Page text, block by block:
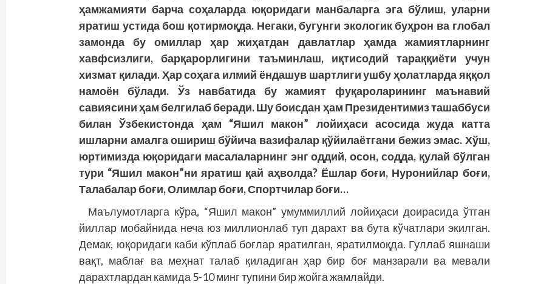
ҳамжамияти барча соҳаларда юқоридаги манбаларга эга бўлиш, уларни
яратиш устида бош қотирмоқда. Негаки, бугунги экологик буҳрон ва глобал
замонда бу омиллар ҳар жиҳатдан давлатлар ҳамда жамиятларнинг
хавфсизлиги, барқарорлигини таъминлаш, иқтисодий тараққиёти учун
хизмат қилади. Ҳар соҳага илмий ёндашув шартлиги ушбу ҳолатларда яққол
намоён бўлади. Ўз навбатида бу жамият фуқароларининг маънавий
савиясини ҳам белгилаб беради. Шу боисдан ҳам Президентимиз ташаббуси
билан Ўзбекистонда ҳам “Яшил макон” ло­йиҳаси асосида жуда катта
ишларни амалга ошириш бўйича вазифалар қўйилаётгани бежиз эмас. Хўш,
юртимизда юқоридаги масалаларнинг энг оддий, осон, содда, қулай бўлган
тури “Яшил макон”ни яратиш қай аҳволда? Ёшлар боғи, Нуронийлар боғи,
Талабалар боғи, Олимлар боғи, Спортчилар боғи…
Маълумотларга кўра, “Яшил макон” умуммиллий лойиҳаси доирасида ўтган
йиллар мобайнида неча юз миллионлаб туп дарахт ва бута кўчатлари экилган.
Демак, юқоридаги каби кўплаб боғлар яратилган, яратилмоқда. Гуллаб яшнаши
вақт, маблағ ва меҳнат талаб қиладиган ҳар бир боғ манзарали ва мевали
дарахтлардан камида 5-10 минг тупини бир жойга жамлайди.